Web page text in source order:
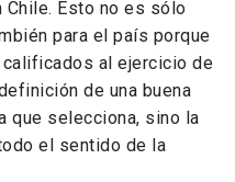
Chile. Esto no es sólo
para el país porque
al ejercicio de
de una buena
que selecciona, sino la
el sentido de la